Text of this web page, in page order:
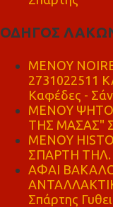
ΟΔΗΓΟΣ
MENOY
2731022511
Καφέδες -
ΜΕΝΟΥ
ΤΗΣ ΜΑΣΑΣ"
ΜΕΝΟΥ
ΣΠΑΡΤΗ ΤΗΛ.
ΑΦΑΙ
Σπάρτης